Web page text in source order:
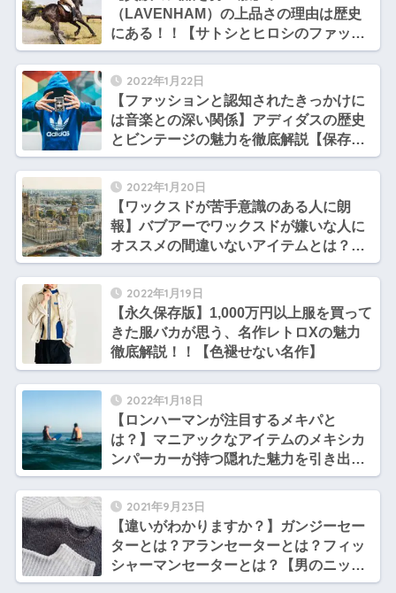
（LAVENHAM）の上品さの理由は歴史
にある！！【サトシとヒロシのファッシ
ョン談義】
2022年1月22日
【ファッションと認知されたきっかけに
は音楽との深い関係】アディダスの歴史
とビンテージの魅力を徹底解説【保存
版】
2022年1月20日
【ワックスドが苦手意識のある人に朗
報】バブアーでワックスドが嫌いな人に
オススメの間違いないアイテムとは？？
【超独自目線】
2022年1月19日
【永久保存版】1,000万円以上服を買って
きた服バカが思う、名作レトロXの魅力
徹底解説！！【色褪せない名作】
2022年1月18日
【ロンハーマンが注目するメキパと
は？】マニアックなアイテムのメキシカ
ンパーカーが持つ隠れた魅力を引き出す
「mexipa」とは？？【サトシとヒロシの
ブランド談義】
2021年9月23日
【違いがわかりますか？】ガンジーセー
ターとは？アランセーターとは？フィッ
シャーマンセーターとは？【男のニット
まとめ】